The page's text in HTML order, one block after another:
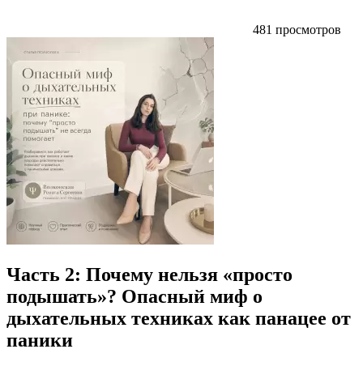
481 просмотров
Часть 2: Почему нельзя «просто
подышать»? Опасный миф о
дыхательных техниках как панацее от
паники